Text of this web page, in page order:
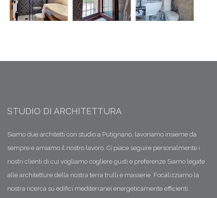
STUDIO DI ARCHITETTURA
Siamo due architetti con studio a Putignano, lavoriamo insieme da
sempre e amiamo il nostro lavoro. Ci piace seguire personalmente i
nostri clienti di cui vogliamo cogliere gusti e preferenze Siamo legate
alle architetture della nostra terra trulli e masserie. Focalizziamo la
nostra ricerca su edifici mediterranei energeticamente efficienti.